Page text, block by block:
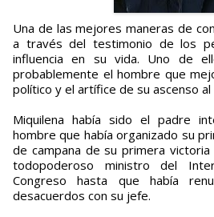
Una de las mejores maneras de conocer a Hugo Chávez es
a través del testimonio de los
influencia en su vida. Uno de
probablemente el hombre que
político y el artífice de su ascenso
Miquilena había sido el padre
hombre que había organizado su
de campana de su primera
todopoderoso ministro del
Congreso hasta que había
desacuerdos con su jefe.